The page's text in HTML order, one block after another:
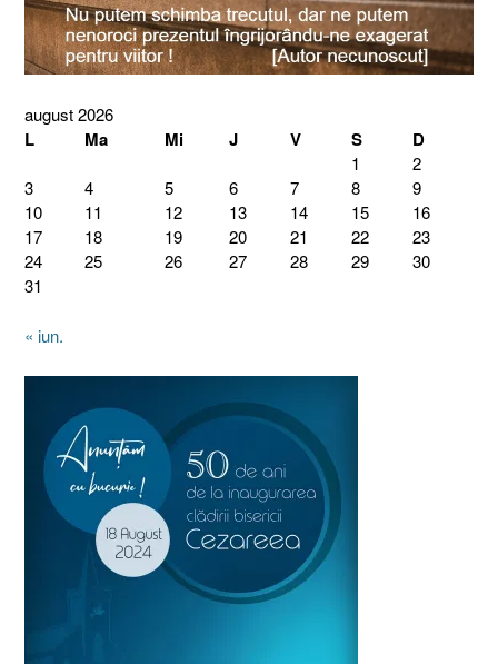
august 2026
L Ma Mi J V S D
1
2
3
4 5 6 7 8
9
10
11 12 13 14 15
16
17
18 19 20 21 22
23
24
25 26 27 28 29
30
31
« iun.